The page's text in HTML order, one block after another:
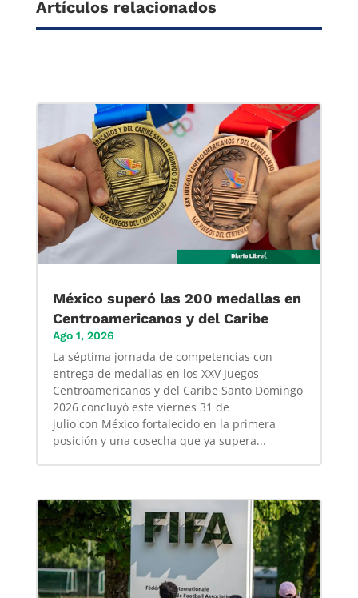
Artículos relacionados
México superó las 200 medallas en
Centroamericanos y del Caribe
Ago 1, 2026
La séptima jornada de competencias con
entrega de medallas en los XXV Juegos
Centroamericanos y del Caribe Santo Domingo
2026 concluyó este viernes 31 de
julio con México fortalecido en la primera
posición y una cosecha que ya supera...